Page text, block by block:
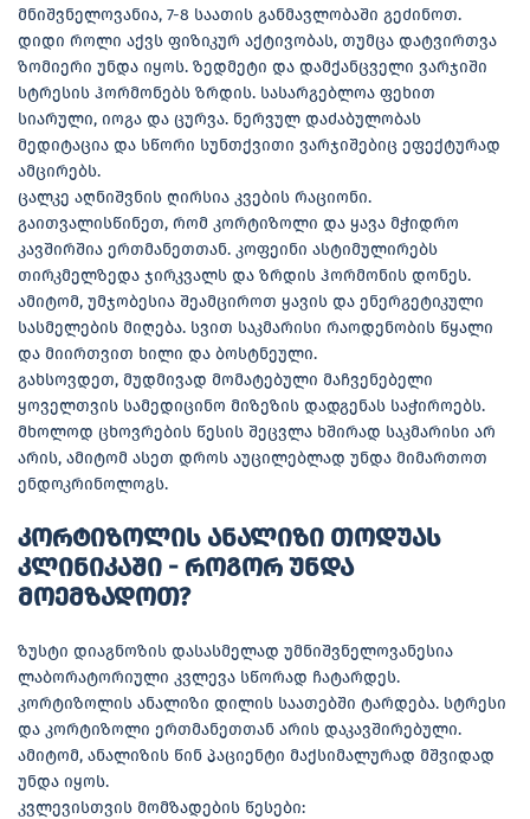
მნიშვნელოვანია, 7-8 საათის განმავლობაში გეძინოთ.
დიდი როლი აქვს ფიზიკურ აქტივობას, თუმცა დატვირთვა
ზომიერი უნდა იყოს. ზედმეტი და დამქანცველი ვარჯიში
სტრესის ჰორმონებს ზრდის. სასარგებლოა ფეხით
სიარული, იოგა და ცურვა. ნერვულ დაძაბულობას
მედიტაცია და სწორი სუნთქვითი ვარჯიშებიც ეფექტურად
ამცირებს.
ცალკე აღნიშვნის ღირსია კვების რაციონი.
გაითვალისწინეთ, რომ კორტიზოლი და ყავა მჭიდრო
კავშირშია ერთმანეთთან. კოფეინი ასტიმულირებს
თირკმელზედა ჯირკვალს და ზრდის ჰორმონის დონეს.
ამიტომ, უმჯობესია შეამციროთ ყავის და ენერგეტიკული
სასმელების მიღება. სვით საკმარისი რაოდენობის წყალი
და მიირთვით ხილი და ბოსტნეული.
გახსოვდეთ, მუდმივად მომატებული მაჩვენებელი
ყოველთვის სამედიცინო მიზეზის დადგენას საჭიროებს.
მხოლოდ ცხოვრების წესის შეცვლა ხშირად საკმარისი არ
არის, ამიტომ ასეთ დროს აუცილებლად უნდა მიმართოთ
ენდოკრინოლოგს.
კორტიზოლის ანალიზი თოდუას
კლინიკაში - როგორ უნდა
მოემზადოთ?
ზუსტი დიაგნოზის დასასმელად უმნიშვნელოვანესია
ლაბორატორიული კვლევა სწორად ჩატარდეს.
კორტიზოლის ანალიზი დილის საათებში ტარდება. სტრესი
და კორტიზოლი ერთმანეთთან არის დაკავშირებული.
ამიტომ, ანალიზის წინ პაციენტი მაქსიმალურად მშვიდად
უნდა იყოს.
კვლევისთვის მომზადების წესები: